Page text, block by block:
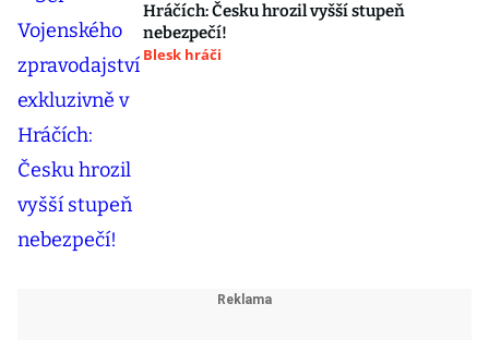
Hráčích: Česku hrozil vyšší stupeň
nebezpečí!
Blesk hráči